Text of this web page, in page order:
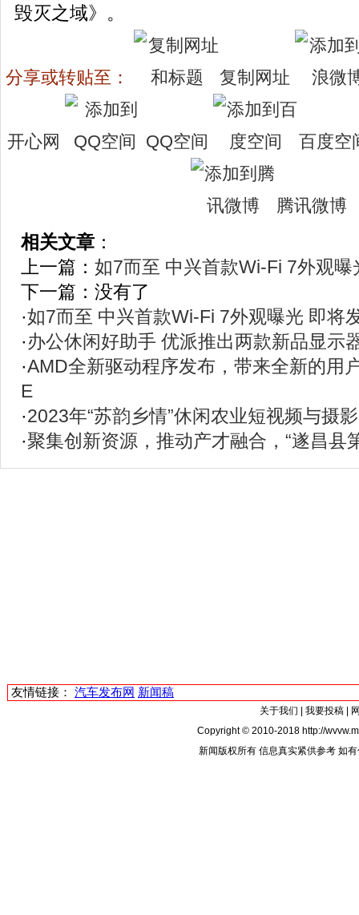
毁灭之域》。
分享或转贴至： 复制网址
开心网 QQ空间 百度空
腾讯微博
相关文章 ：
上一篇： 如7而至 中兴首款Wi-Fi 7外观曝
下一篇：没有了
·如7而至 中兴首款Wi-Fi 7外观曝光 即将
·办公休闲好助手 优派推出两款新品显示
·AMD全新驱动程序发布，带来全新的用
E
·2023年“苏韵乡情”休闲农业短视频与摄
·聚集创新资源，推动产才融合，“遂昌县
友情链接： 汽车发布网 新闻稿
关于我们 我要投稿|
Copyright © 2010-2018 http://
新闻版权所有 信息真实紧供参考 如